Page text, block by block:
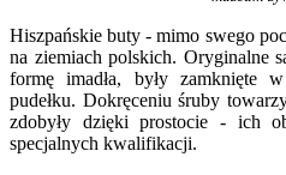
Hiszpańskie buty - mimo swego
na ziemiach polskich. Oryginalne
formę imadła, były zamknięte
pudełku. Dokręceniu śruby
zdobyły dzięki prostocie - ich
specjalnych kwalifikacji.